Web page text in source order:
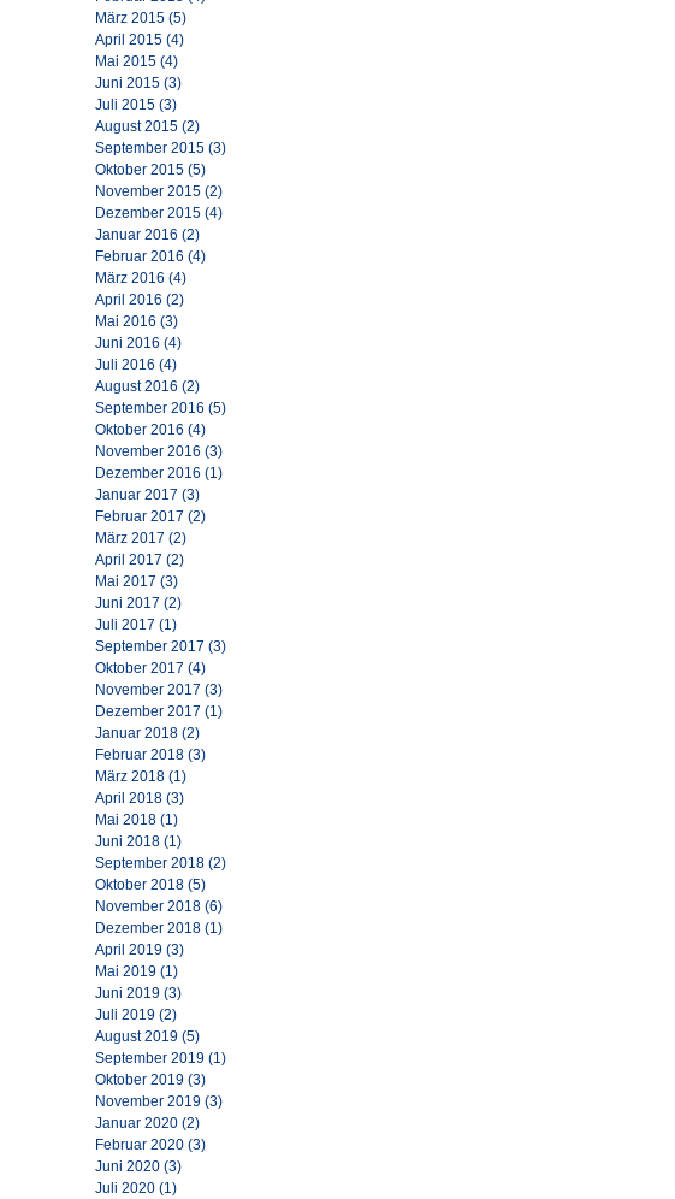
März 2015 (5)
April 2015 (4)
Mai 2015 (4)
Juni 2015 (3)
Juli 2015 (3)
August 2015 (2)
September 2015 (3)
Oktober 2015 (5)
November 2015 (2)
Dezember 2015 (4)
Januar 2016 (2)
Februar 2016 (4)
März 2016 (4)
April 2016 (2)
Mai 2016 (3)
Juni 2016 (4)
Juli 2016 (4)
August 2016 (2)
September 2016 (5)
Oktober 2016 (4)
November 2016 (3)
Dezember 2016 (1)
Januar 2017 (3)
Februar 2017 (2)
März 2017 (2)
April 2017 (2)
Mai 2017 (3)
Juni 2017 (2)
Juli 2017 (1)
September 2017 (3)
Oktober 2017 (4)
November 2017 (3)
Dezember 2017 (1)
Januar 2018 (2)
Februar 2018 (3)
März 2018 (1)
April 2018 (3)
Mai 2018 (1)
Juni 2018 (1)
September 2018 (2)
Oktober 2018 (5)
November 2018 (6)
Dezember 2018 (1)
April 2019 (3)
Mai 2019 (1)
Juni 2019 (3)
Juli 2019 (2)
August 2019 (5)
September 2019 (1)
Oktober 2019 (3)
November 2019 (3)
Januar 2020 (2)
Februar 2020 (3)
Juni 2020 (3)
Juli 2020 (1)